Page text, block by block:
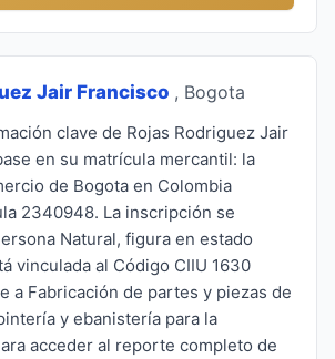
Jair Francisco , Bogota
clave de Rojas Rodriguez Jair
en su matrícula mercantil: la
de Bogota en Colombia
2340948. La inscripción se
Natural, figura en estado
vinculada al Código CIIU 1630
a Fabricación de partes y piezas de
y ebanistería para la
acceder al reporte completo de